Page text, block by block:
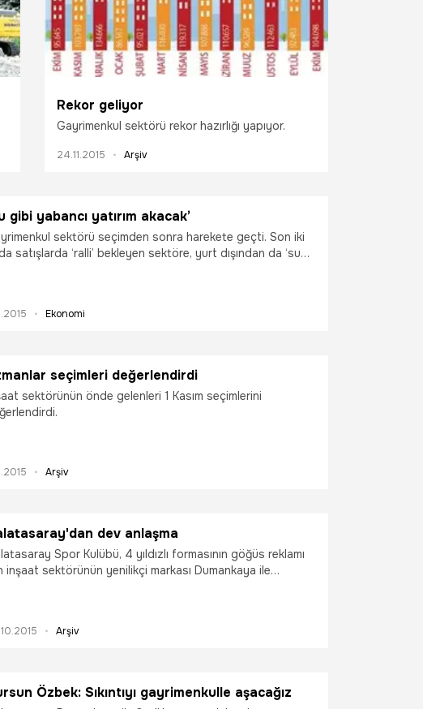
Rekor geliyor
Gayrimenkul sektörü rekor hazırlığı yapıyor.
24.11.2015 Arşiv
gibi yabancı yatırım akacak’
sektörü seçimden sonra harekete geçti. Son iki
satışlarda ‘ralli’ bekleyen sektöre, yurt dışından da ‘su
Ekonomi
seçimleri değerlendirdi
sektörünün önde gelenleri 1 Kasım seçimlerini
Arşiv
dev anlaşma
Spor Kulübü, 4 yıldızlı formasının göğüs reklamı
inşaat sektörünün yenilikçi markası Dumankaya ile
Arşiv
Dursun Özbek: Sıkıntıyı gayrimenkulle aşacağız